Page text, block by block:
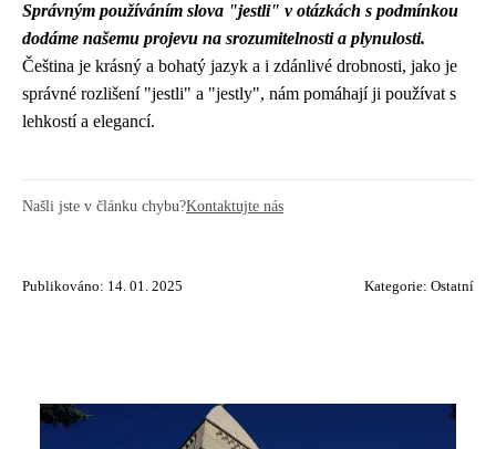
Správným používáním slova "jestli" v otázkách s podmínkou
dodáme našemu projevu na srozumitelnosti a plynulosti.
Čeština je krásný a bohatý jazyk a i zdánlivé drobnosti, jako je
správné rozlišení "jestli" a "jestly", nám pomáhají ji používat s
lehkostí a elegancí.
Našli jste v článku chybu?Kontaktujte nás
Publikováno: 14. 01. 2025 Kategorie: Ostatní